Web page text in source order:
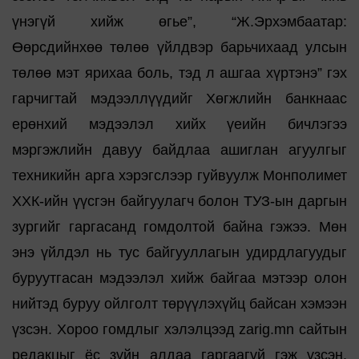
үнэгүй хийж өгье”, “Ж.Эрхэмбаатар:
Өөрсдийнхөө төлөө үйлдвэр барьчихаад улсын
төлөө мэт ярихаа боль, тэд л ашгаа хүртэнэ” гэх
гарчигтай мэдээллүүдийг Хөгжлийн банкнаас
ерөнхий мэдээлэл хийх үеийн бичлэгээ
мэргэжлийн давуу байдлаа ашиглан агуулгыг
техникийн арга хэрэгслээр гуйвуулж Монполимет
ХХК-ийн үүсгэн байгуулагч болон ТУЗ-ын даргын
зургийг гаргасанд гомдолтой байна гэжээ. Мөн
энэ үйлдэл нь тус байгууллагын удирдлагуудыг
буруутгасан мэдээлэл хийж байгаа мэтээр олон
нийтэд буруу ойлголт төрүүлэхүйц байсан хэмээн
үзсэн. Хороо гомдлыг хэлэлцээд zarig.mn сайтын
редакцыг ёс зүйн алдаа гаргаагүй гэж үзсэн.